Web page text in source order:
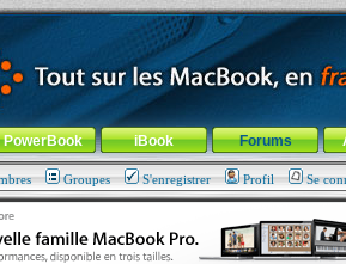
Aller au menu de la rubrique
PowerBook iBook Forums
Groupes S'enregistrer Profil Se